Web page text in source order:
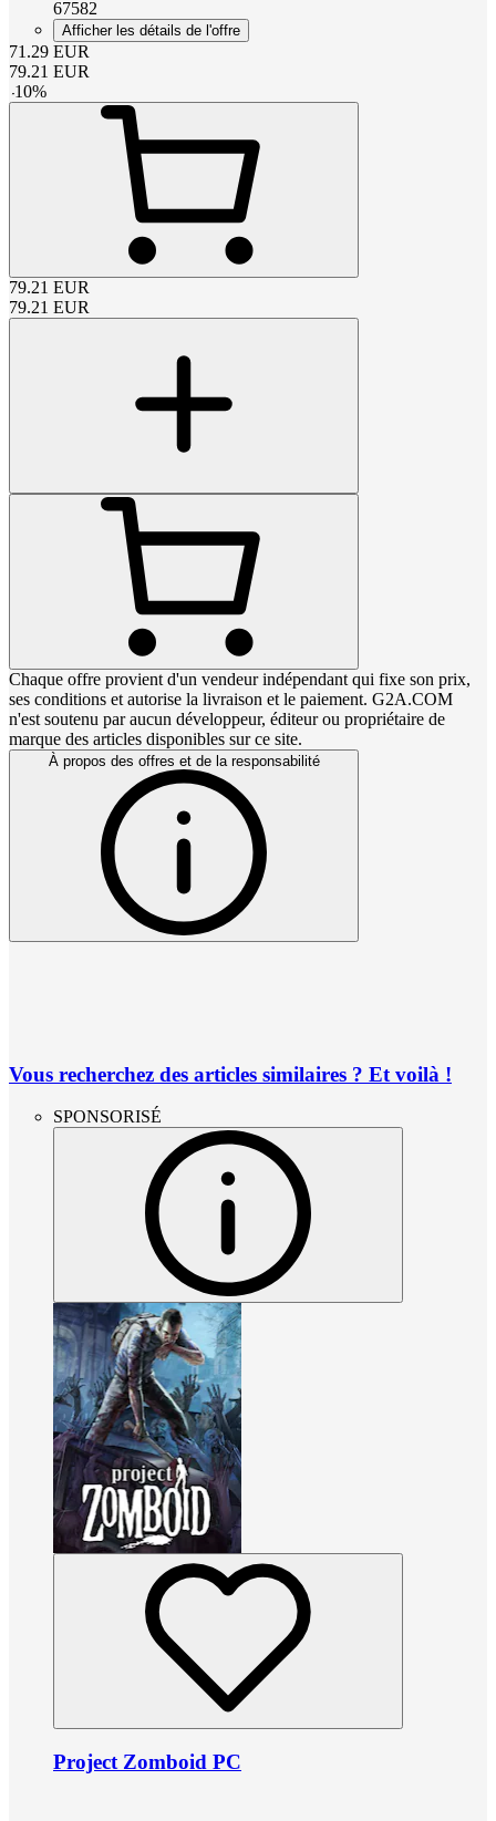
67582
Afficher les détails de l'offre
71.29 EUR
79.21 EUR
-10%
79.21 EUR
79.21 EUR
Chaque offre provient d'un vendeur indépendant qui fixe son prix,
ses conditions et autorise la livraison et le paiement. G2A.COM
n'est soutenu par aucun développeur, éditeur ou propriétaire de
marque des articles disponibles sur ce site.
À propos des offres et de la responsabilité
Vous recherchez des articles similaires ? Et voilà !
SPONSORISÉ
Project Zomboid PC